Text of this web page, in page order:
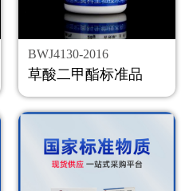
BWJ4130-2016
草酸二甲酯标准品